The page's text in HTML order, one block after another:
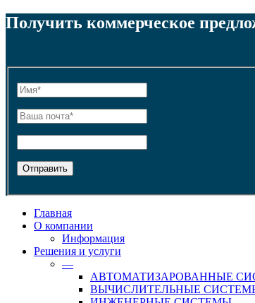
Получить коммерческое
Главная
О компании
Информация
Решения и услуги
—
АВТОМАТИЗАРОВАННЫЕ
ВЫЧИСЛИТЕЛЬНЫЕ